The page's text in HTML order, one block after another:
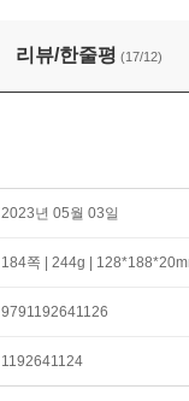
리뷰/한줄평 (17/12)
2023년 05월 03일
184쪽 | 244g |
9791192641126
1192641124